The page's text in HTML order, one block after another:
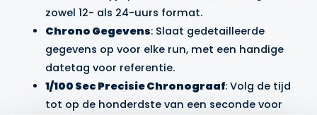
zowel 12- als 24-uurs format.
Chrono Gegevens: Slaat gedetailleerde
gegevens op voor elke run, met een handige
datetag voor referentie.
1/100 Sec Precisie Chronograaf: Volg de tijd
tot op de honderdste van een seconde voor